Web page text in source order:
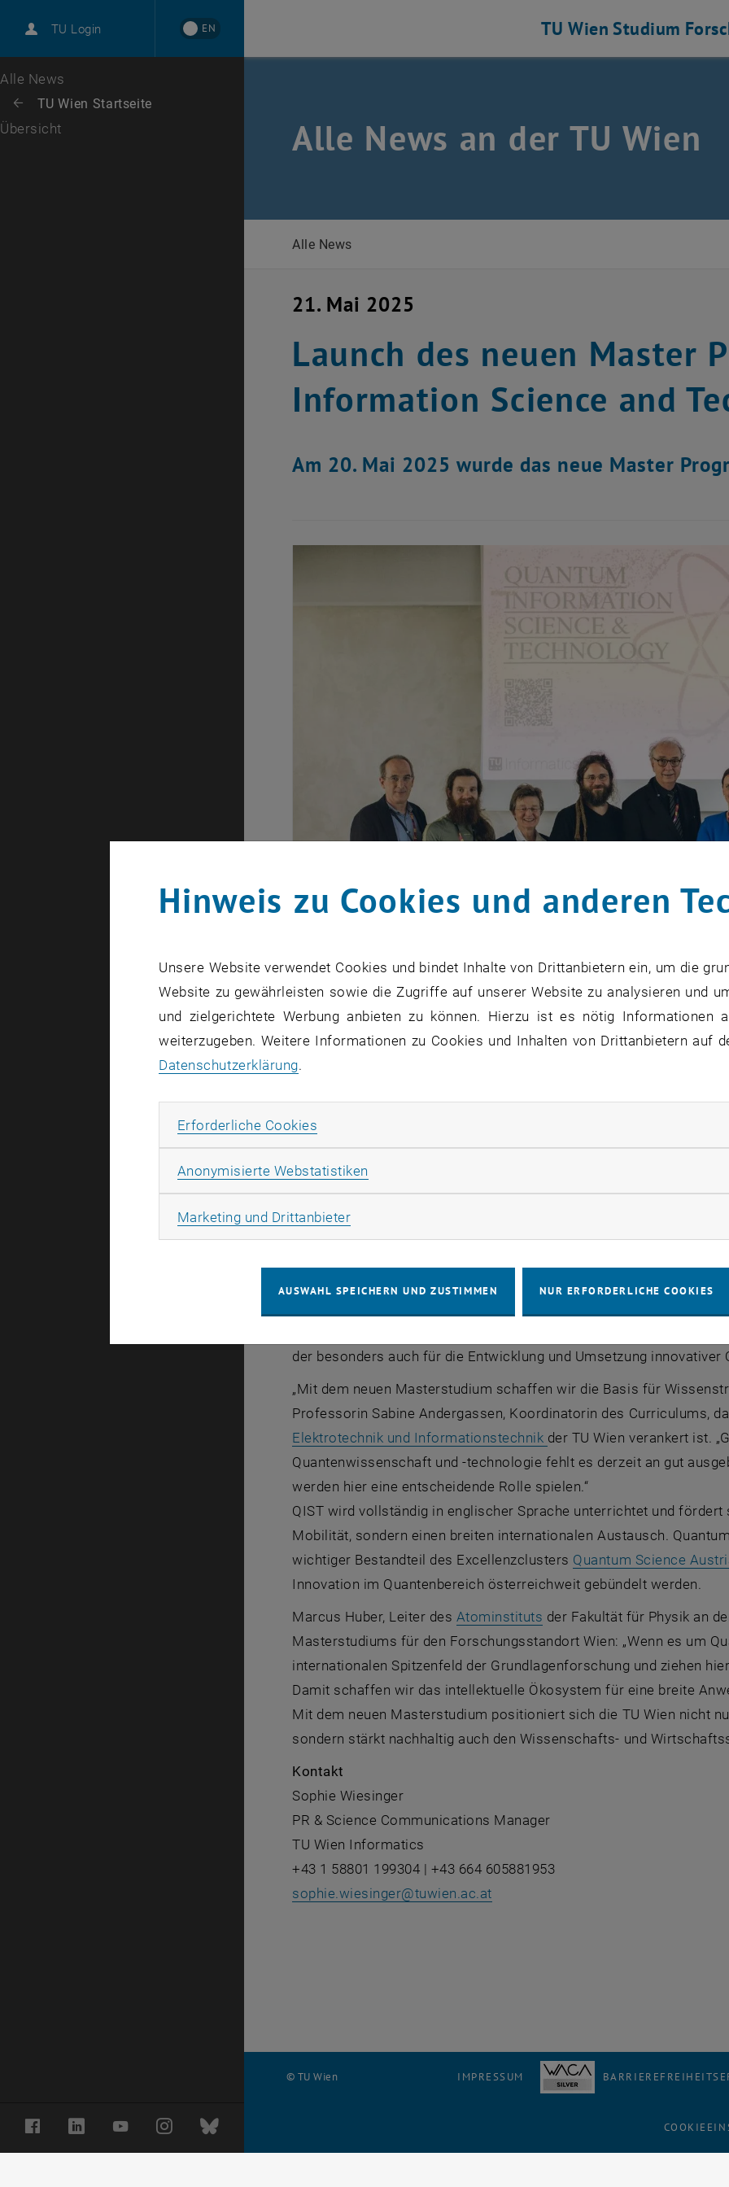
TU Login EN
Karriere
Zur 1. Menü Ebene
Alle News
Zurück: Subseiten von TU Wien Startseite auflisten
Zurück zur letzten Ebene:
TU Wien Startseite
Übersicht
FacebookLinkedInYouTubeInstagramBluesky
TU Wien Studium
Alle News an der TU Wien
Alle News
21. Mai 2025
Launch des neuen Master
Information Science and
Am 20. Mai 2025 wurde das neue Master
Ganz im Zeichen des Jahres der Quantenwissenschaft und -
Ausbildungsschwerpunkt mit dem neuenMasterstudium „Quantum
Wien reagiert damit auf den wachsenden Bedarf an
Forscher_innen, Entwickler_innen und Fachkräfte, die ein
Zentrum steht die Verknüpfung naturwissenschaftlicher und
der besonders auch für die Entwicklung und Umsetzung innovativer
„Mit dem neuen Masterstudium schaffen wir die Basis für
Professorin Sabine Andergassen, Koordinatorin des Curriculums,
Elektrotechnik und Informationstechnik der TU Wien verankert ist.
Quantenwissenschaft und -technologie fehlt es derzeit an gut
werden hier eine entscheidende Rolle spielen.“
QIST wird vollständig in englischer Sprache unterrichtet und
Mobilität, sondern einen breiten internationalen Austausch.
wichtiger Bestandteil des Excellenzclusters Quantum Science
Innovation im Quantenbereich österreichweit gebündelt werden.
Marcus Huber, Leiter des Atominstituts der Fakultät für Physik an
Masterstudiums für den Forschungsstandort Wien: „Wenn es um
internationalen Spitzenfeld der Grundlagenforschung und ziehen
Damit schaffen wir das intellektuelle Ökosystem für eine breite
Mit dem neuen Masterstudium positioniert sich die TU Wien nicht
sondern stärkt nachhaltig auch den Wissenschafts- und
Kontakt
Sophie Wiesinger
PR & Science Communications Manager
TU Wien Informatics
+43 1 58801 199304 | +43 664 605881953
sophie.wiesinger@tuwien.ac.at
© TU Wien IMPRESSUM
Hinweis zu Cookies und anderen
Unsere Website verwendet Cookies und bindet Inhalte von Drittanbietern ein, um die
Website zu gewährleisten sowie die Zugriffe auf unserer Website zu analysieren und
und zielgerichtete Werbung anbieten zu können. Hierzu ist es nötig Informationen
weiterzugeben. Weitere Informationen zu Cookies und Inhalten von Drittanbietern auf
Datenschutzerklärung.
Erforderliche Cookies
Anonymisierte Webstatistiken
Marketing und DrittanbieterMarketing Cookies zulassen
AUSWAHL SPEICHERN UND ZUSTIMMEN NUR ERFORDERLICHE COOKIES